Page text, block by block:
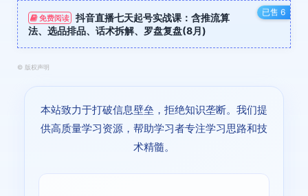
已售 6
免费阅读
抖音直播七天起号实战课：含推流算
法、选品排品、话术拆解、罗盘复盘(8月)
© 版权声明
本站致力于打破信息壁垒，拒绝知识垄断。我们提
供高质量学习资源，帮助学习者专注学习思路和技
术精髓。